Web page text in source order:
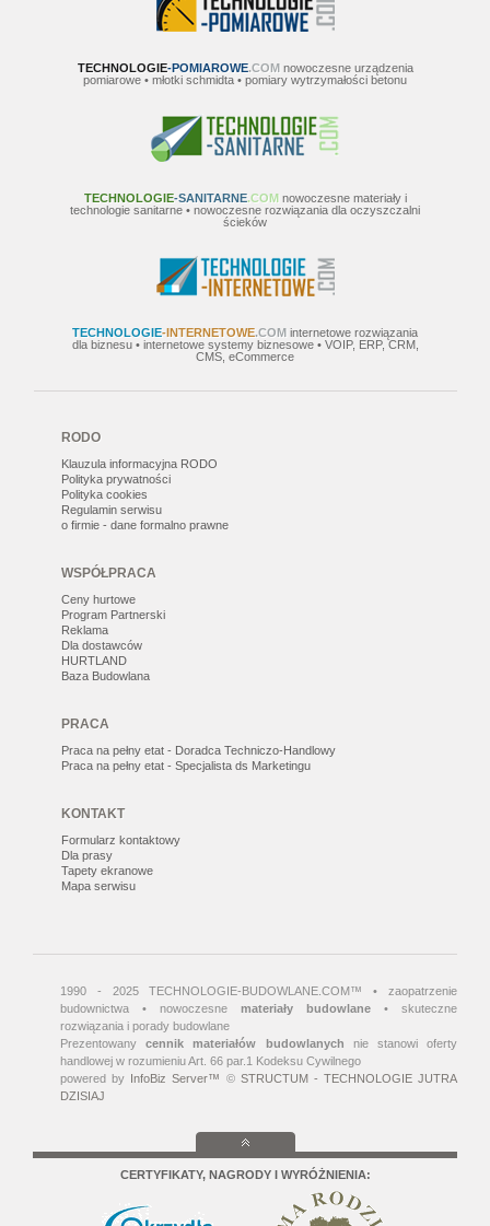
TECHNOLOGIE-POMIAROWE.COMnowoczesne urządzenia
pomiarowe • młotki schmidta • pomiary wytrzymałości betonu
TECHNOLOGIE-SANITARNE.COMnowoczesne materiały i
technologie sanitarne • nowoczesne rozwiązania dla oczyszczalni
ścieków
TECHNOLOGIE-INTERNETOWE.COM internetowe rozwiązania
dla biznesu • internetowe systemy biznesowe • VOIP, ERP, CRM,
CMS, eCommerce
RODO
Klauzula informacyjna RODO
Polityka prywatności
Polityka cookies
Regulamin serwisu
o firmie - dane formalno prawne
WSPÓŁPRACA
Ceny hurtowe
Program Partnerski
Reklama
Dla dostawców
HURTLAND
Baza Budowlana
PRACA
Praca na pełny etat - Doradca Techniczo-Handlowy
Praca na pełny etat - Specjalista ds Marketingu
KONTAKT
Formularz kontaktowy
Dla prasy
Tapety ekranowe
Mapa serwisu
1990 - 2025 TECHNOLOGIE-BUDOWLANE.COM™ • zaopatrzenie
budownictwa • nowoczesne materiały budowlane • skuteczne
rozwiązania i porady budowlane
Prezentowanycennik materiałów budowlanych nie stanowi oferty
handlowej w rozumieniu Art. 66 par.1 Kodeksu Cywilnego
powered by InfoBiz Server™ © STRUCTUM - TECHNOLOGIE JUTRA
DZISIAJ
CERTYFIKATY, NAGRODY I WYRÓŻNIENIA: